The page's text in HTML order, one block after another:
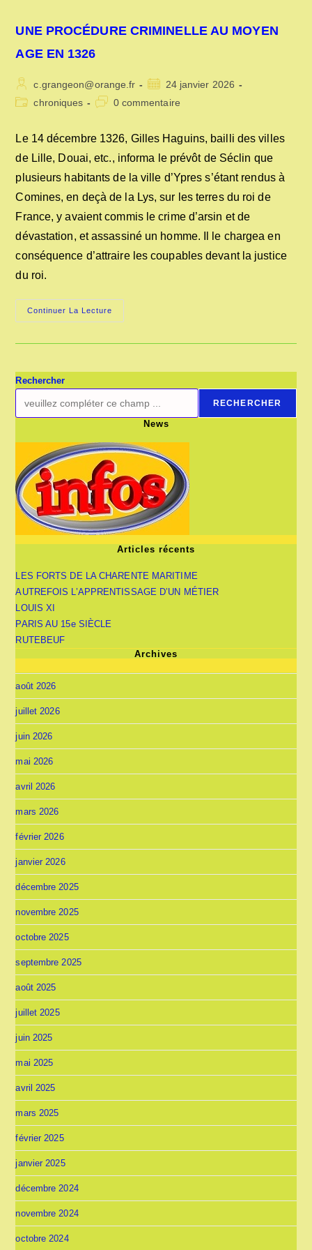
UNE PROCÉDURE CRIMINELLE AU MOYEN
AGE EN 1326
Auteur/autrice
de
c.grangeon@orange.fr
Publication
publiée :
24 janvier 2026
Postchroniques
Commentaires
publication :
0 commentaire
Le 14 décembre 1326, Gilles Haguins, bailli des villes
de Lille, Douai, etc., informa le prévôt de Séclin que
plusieurs habitants de la ville d’Ypres s’étant rendus à
Comines, en deçà de la Lys, sur les terres du roi de
France, y avaient commis le crime d’arsin et de
dévastation, et assassiné un homme. Il le chargea en
conséquence d’attraire les coupables devant la justice
du roi.
Continuer La Lecture
PROCÉDURE
EN
Rechercher
RECHERCHER
News
Articles récents
LES FORTS DE LA CHARENTE MARITIME
AUTREFOIS L’APPRENTISSAGE D’UN MÉTIER
LOUIS XI
PARIS AU 15e SIÈCLE
RUTEBEUF
Archives
août 2026
juillet 2026
juin 2026
mai 2026
avril 2026
mars 2026
février 2026
janvier 2026
décembre 2025
novembre 2025
octobre 2025
septembre 2025
août 2025
juillet 2025
juin 2025
mai 2025
avril 2025
mars 2025
février 2025
janvier 2025
décembre 2024
novembre 2024
octobre 2024